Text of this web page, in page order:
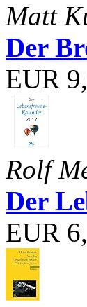
Matt
Der
EUR
Rolf
Der
EUR